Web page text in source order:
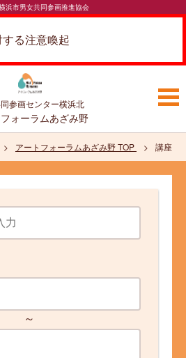
浜市男女共同参画推進協会
る注意喚起
参画センター横浜北
ォーラムあざみ野
アートフォーラムあざみ野 TOP 講座・
～